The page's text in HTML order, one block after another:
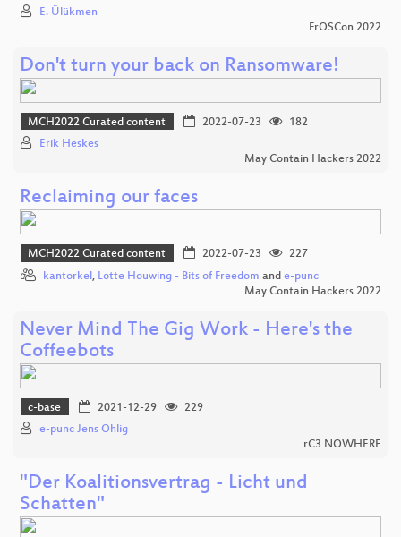
E. Ülükmen
FrOSCon 2022
Don't turn your back on Ransomware!
MCH2022 Curated content 2022-07-23
182
Erik Heskes
May Contain Hackers 2022
Reclaiming our faces
MCH2022 Curated content 2022-07-23
227
kantorkel, Lotte Houwing - Bits of Freedom and e-punc
May Contain Hackers 2022
Never Mind The Gig Work - Here's the
Coffeebots
c-base 2021-12-29
229
e-punc Jens Ohlig
rC3 NOWHERE
"Der Koalitionsvertrag - Licht und
Schatten"